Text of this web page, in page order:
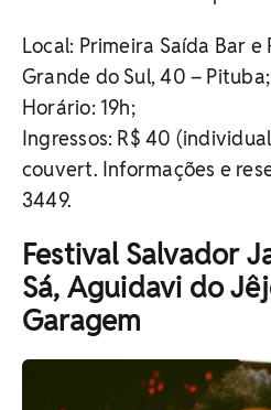
Local: Primeira Saída Bar e
Grande do Sul, 40 – Pituba;
Horário: 19h;
Ingressos: R$ 40
couvert. Informações e
3449.
Festival Salvador
Sá, Aguidavi do
Garagem